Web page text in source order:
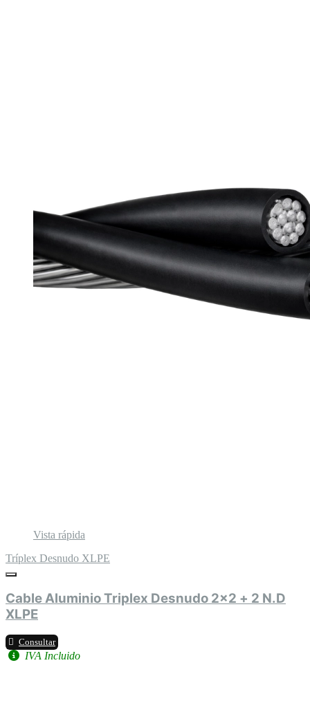
Vista rápida
Tríplex Desnudo XLPE
Cable Aluminio Triplex Desnudo 2x2 + 2 N.D
XLPE
Consultar
IVA Incluido